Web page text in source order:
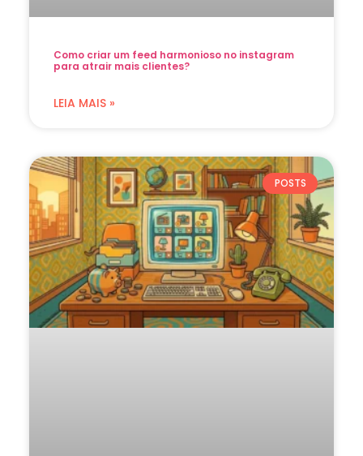
Como criar um feed harmonioso no instagram
para atrair mais clientes?
LEIA MAIS »
POSTS